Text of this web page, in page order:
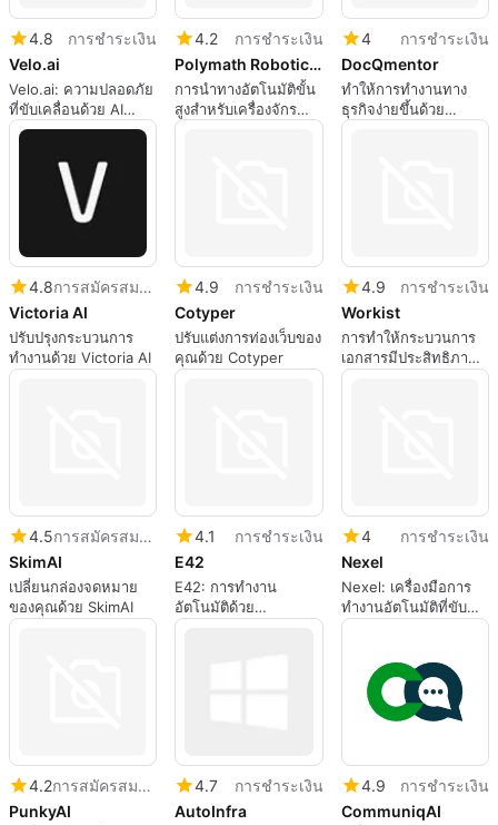
4.8
การชำระเงิน
Velo.ai
Velo.ai: ความปลอดภัย
ที่ขับเคลื่อนด้วย AI
สำหรับนักปั่นจักรยาน
4.2
การชำระเงิน
Polymath Robotics Autonomous Navigation Modules
การนำทางอัตโนมัติขั้น
สูงสำหรับเครื่องจักร
หนัก
4
การชำระเงิน
DocQmentor
ทำให้การทำงานทาง
ธุรกิจง่ายขึ้นด้วย
DocQmentor
4.8
การสมัครสมาชิก
Victoria AI
ปรับปรุงกระบวนการ
ทำงานด้วย Victoria AI
4.9
การชำระเงิน
Cotyper
ปรับแต่งการท่องเว็บของ
คุณด้วย Cotyper
4.9
การชำระเงิน
Workist
การทำให้กระบวนการ
เอกสารมีประสิทธิภาพ
ด้วย Workist
4.5
การสมัครสมาชิก
SkimAI
เปลี่ยนกล่องจดหมาย
ของคุณด้วย SkimAI
4.1
การชำระเงิน
E42
E42: การทำงาน
อัตโนมัติด้วย
กระบวนการทางปัญญา
4
การชำระเงิน
Nexel
Nexel: เครื่องมือการ
ทำงานอัตโนมัติที่ขับ
เคลื่อนด้วย AI
4.2
การสมัครสมาชิก
PunkyAI
4.7
การชำระเงิน
AutoInfra
4.9
การชำระเงิน
CommuniqAI